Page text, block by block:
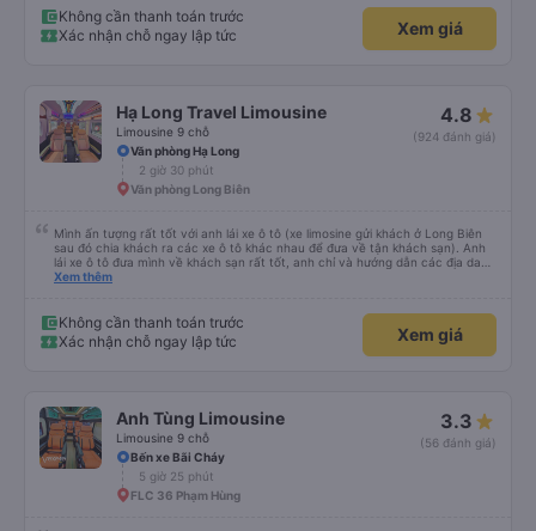
Không cần thanh toán trước
Xác nhận chỗ ngay lập tức
Xem giá
Hạ Long Travel Limousine
Limousine 9 chỗ
4.8
(924 đánh giá)
Văn phòng Hạ Long
2 giờ 30 phút
Văn phòng Long Biên
Mình ấn tượng rất tốt với anh lái xe ô tô (xe limosine gửi khách ở Long Biên
sau đó chia khách ra các xe ô tô khác nhau để đưa về tận khách sạn). Anh
lái xe ô tô đưa mình về khách sạn rất tốt, anh chỉ và hướng dẫn các địa danh
các món ăn nổi tiếng ở Hà Nội, mình để ý khi anh trả khách thì anh luôn
những quan điểm sống rất ấn tượng. Mình không xin tên của anh chỉ biết anh
ở Ninh Bình thôi. Rất mong lần sau được anh lái xe tiếp và anh có nhiều
chuyến xe hơn để nhiều người biết đến anh hơn.
Xem thêm
Không cần thanh toán trước
Xác nhận chỗ ngay lập tức
Xem giá
Anh Tùng Limousine
Limousine 9 chỗ
3.3
(56 đánh giá)
Bến xe Bãi Cháy
5 giờ 25 phút
FLC 36 Phạm Hùng